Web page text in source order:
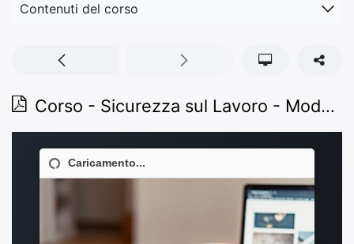
Contenuti del corso
Corso - Sicurezza sul Lavoro - Modulo 10